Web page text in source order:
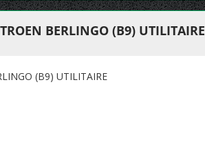
BERLINGO (B9) UTILITAIRE
(B9) UTILITAIRE